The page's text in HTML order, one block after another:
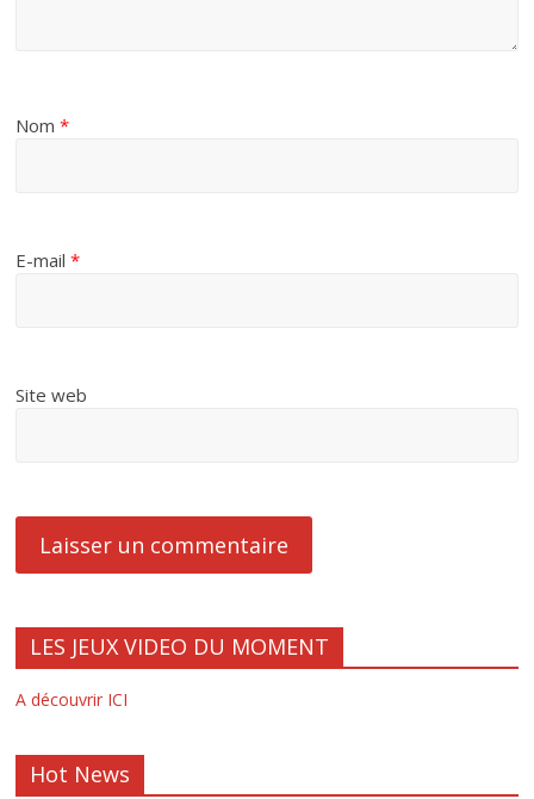
Nom*
E-mail*
Site web
LES JEUX VIDEO DU MOMENT
A découvrir ICI
Hot News